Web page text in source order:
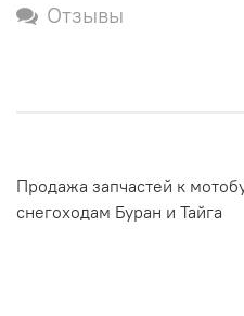
Отзывы
Продажа запчастей к
снегоходам Буран и Тайга